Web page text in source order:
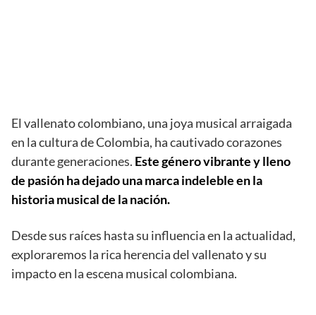
El vallenato colombiano, una joya musical arraigada
en la cultura de Colombia, ha cautivado corazones
durante generaciones. Este género vibrante y lleno
de pasión ha dejado una marca indeleble en la
historia musical de la nación.
Desde sus raíces hasta su influencia en la actualidad,
exploraremos la rica herencia del vallenato y su
impacto en la escena musical colombiana.